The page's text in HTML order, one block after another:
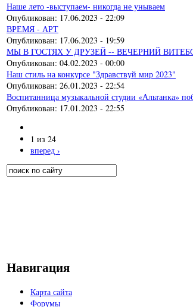
Наше лето -выступаем- никогда не унываем
Опубликован: 17.06.2023 - 22:09
ВРЕМЯ - АРТ
Опубликован: 17.06.2023 - 19:59
МЫ В ГОСТЯХ У ДРУЗЕЙ -- ВЕЧЕРНИЙ
Опубликован: 04.02.2023 - 00:00
Наш стиль на конкурсе "Здравствуй мир 2023"
Опубликован: 26.01.2023 - 22:54
Воспитанница музыкальной студии «Альтанка»
Опубликован: 17.01.2023 - 22:55
1 из 24
вперед ›
Поиск
Навигация
Карта сайта
Форумы